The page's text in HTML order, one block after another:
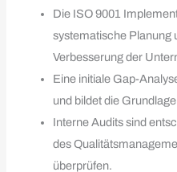
Die ISO 9001
systematische Planung
Verbesserung der
Eine initiale Gap-
und bildet die
Interne Audits sind
des
überprüfen.